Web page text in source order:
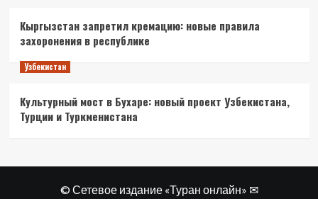
Кыргызстан запретил кремацию: новые правила
захоронения в республике
Узбекистан
Культурный мост в Бухаре: новый проект Узбекистана,
Турции и Туркменистана
© Сетевое издание «Туран онлайн» ✉